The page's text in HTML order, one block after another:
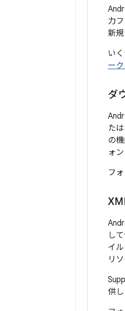
力
新
い
ー
ダ
た
の
ォ
フ
し
イ
リ
供し